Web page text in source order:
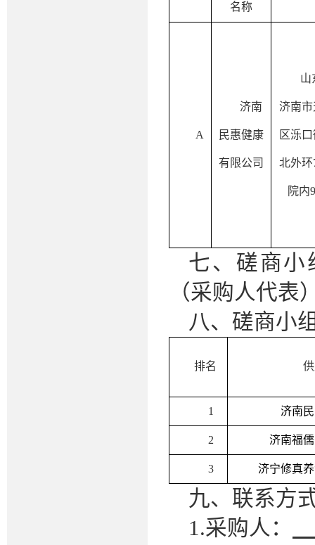
名称
A
济南
民惠健康
有限公司
山
济南
区泺
北外环
院内
七、磋商小
（采购人代表
八、磋商小
排名
1 济南
2 济南福
3 济宁修真
九、联系方
1.采购人：